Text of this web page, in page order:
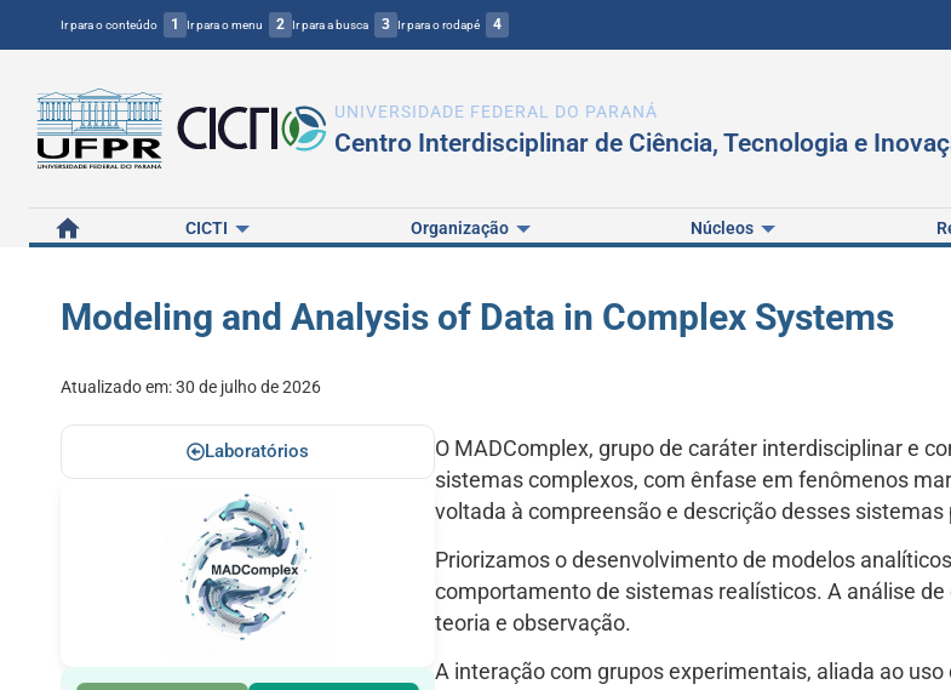
Ir para o conteúdo 1 Ir para o menu 2 Ir para a busca 3 Ir para o rodapé 4
UNIVERSIDADE FEDERAL DO PARANÁ
Centro Interdisciplinar de Ciência, Tecnologia e
Home CICTI Organização Núcleos
Modeling and Analysis of Data in Complex Systems
Atualizado em:30 de julho de 2026
Laboratórios
O MADComplex, grupo de caráter interdisciplinar e
sistemas complexos, com ênfase em fenômenos
voltada à compreensão e descrição desses
Priorizamos o desenvolvimento de modelos
comportamento de sistemas realísticos. A análise
teoria e observação.
A interação com grupos experimentais, aliada ao